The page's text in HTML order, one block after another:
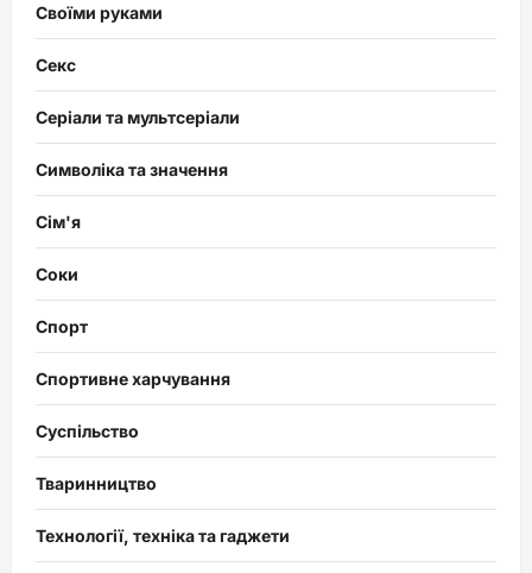
Своїми руками
Секс
Серіали та мультсеріали
Символіка та значення
Сім'я
Соки
Спорт
Спортивне харчування
Суспільство
Тваринництво
Технології, техніка та гаджети